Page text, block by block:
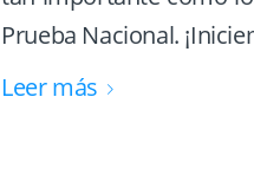
Prueba Nacional.
Leer más